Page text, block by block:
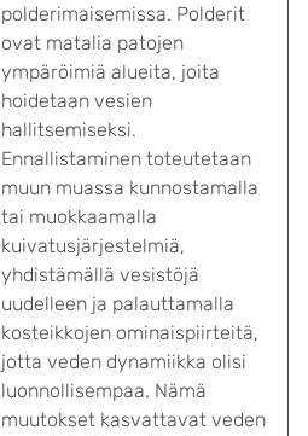
polderimaisemissa. Polderit
ovat matalia patojen
ympäröimiä alueita, joita
hoidetaan vesien
hallitsemiseksi.
Ennallistaminen toteutetaan
muun muassa kunnostamalla
tai muokkaamalla
kuivatusjärjestelmiä,
yhdistämällä vesistöjä
uudelleen ja palauttamalla
kosteikkojen ominaispiirteitä,
jotta veden dynamiikka olisi
luonnollisempaa. Nämä
muutokset kasvattavat veden